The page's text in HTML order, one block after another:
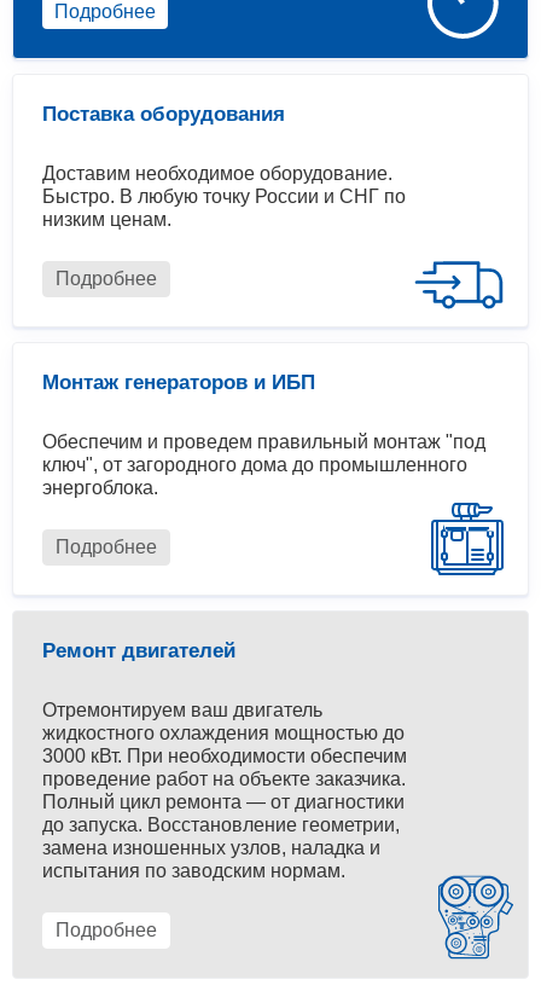
Поставка оборудования
Доставим необходимое оборудование.
Быстро. В любую точку России и СНГ по
низким ценам.
Подробнее
Монтаж генераторов и ИБП
Обеспечим и проведем правильный монтаж "под
ключ", от загородного дома до промышленного
энергоблока.
Подробнее
Подробнее
Ремонт двигателей
Отремонтируем ваш двигатель
жидкостного охлаждения мощностью до
3000 кВт. При необходимости обеспечим
проведение работ на объекте заказчика.
Полный цикл ремонта — от диагностики
до запуска. Восстановление геометрии,
замена изношенных узлов, наладка и
испытания по заводским нормам.
Подробнее